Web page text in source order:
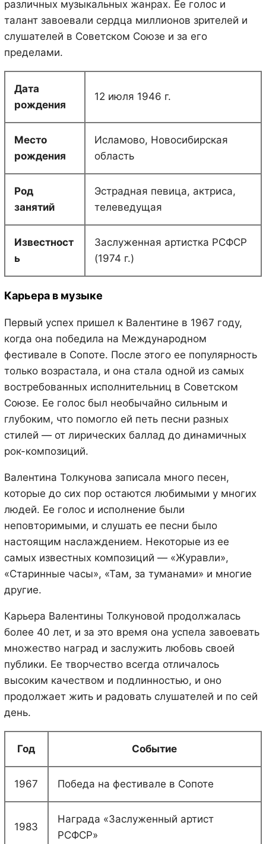
различных музыкальных жанрах. Ее голос и
талант завоевали сердца миллионов зрителей и
слушателей в Советском Союзе и за его
пределами.
Дата
рождения
12 июля 1946 г.
Место
рождения
Исламово, Новосибирская
область
Род
занятий
Эстрадная певица, актриса,
телеведущая
Известност
ь
Заслуженная артистка РСФСР
(1974 г.)
Карьера в музыке
Первый успех пришел к Валентине в 1967 году,
когда она победила на Международном
фестивале в Сопоте. После этого ее популярность
только возрастала, и она стала одной из самых
востребованных исполнительниц в Советском
Союзе. Ее голос был необычайно сильным и
глубоким, что помогло ей петь песни разных
стилей — от лирических баллад до динамичных
рок-композиций.
Валентина Толкунова записала много песен,
которые до сих пор остаются любимыми у многих
людей. Ее голос и исполнение были
неповторимыми, и слушать ее песни было
настоящим наслаждением. Некоторые из ее
самых известных композиций — «Журавли»,
«Старинные часы», «Там, за туманами» и многие
другие.
Карьера Валентины Толкуновой продолжалась
более 40 лет, и за это время она успела завоевать
множество наград и заслужить любовь своей
публики. Ее творчество всегда отличалось
высоким качеством и подлинностью, и оно
продолжает жить и радовать слушателей и по сей
день.
Год Событие
1967 Победа на фестивале в Сопоте
1983
Награда «Заслуженный артист
РСФСР»